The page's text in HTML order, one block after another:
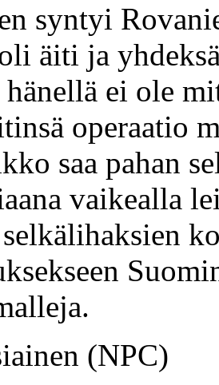
syntyi
äiti ja
hänellä ei ole
operaatio
saa pahan
vaikealla
(NPC)